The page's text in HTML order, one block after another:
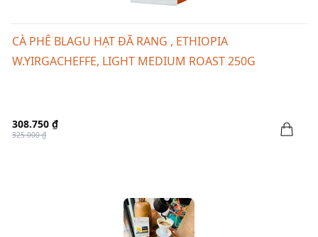
CÀ PHÊ BLAGU HẠT ĐÃ RANG , ETHIOPIA
W.YIRGACHEFFE, LIGHT MEDIUM ROAST 250G
308.750 ₫
325.000 ₫